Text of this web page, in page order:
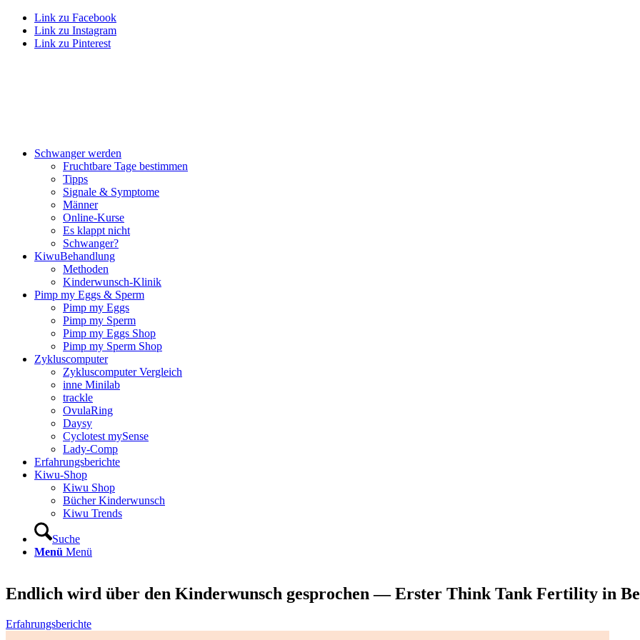
Link zu Facebook
Link zu Instagram
Link zu Pinterest
Schwan­ger wer­den
Frucht­ba­re Tage bestim­men
Tipps
Signa­le & Sym­pto­me
Män­ner
Online-Kur­se
Es klappt nicht
Schwan­ger?
Kiwu­Be­hand­lung
Metho­den
Kin­der­wunsch-Kli­nik
Pimp my Eggs & Sperm
Pimp my Eggs
Pimp my Sperm
Pimp my Eggs Shop
Pimp my Sperm Shop
Zyklus­com­pu­ter
Zyklus­com­pu­ter Ver­gleich
inne Mini­lab
track­le
Ovu­la­Ring
Day­sy
Cyclo­test mySen­se
Lady-Comp
Erfah­rungs­be­rich­te
Kiwu-Shop
Kiwu Shop
Bücher Kin­der­wunsch
Kiwu Trends
Suche
Menü Menü
End­lich wird über den Kin­der­wunsch gespro­chen — Ers­ter Think Tank Fer­ti­li­ty in
Erfahrungsberichte